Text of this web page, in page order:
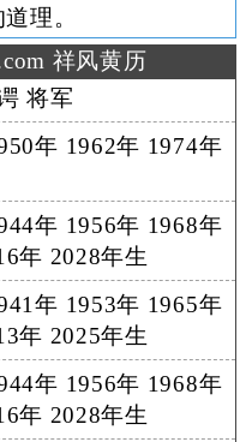
理。
祥风黄历
将军
年 1962年 1974年
年 1956年 1968年
年 2028年生
年 1953年 1965年
年 2025年生
年 1956年 1968年
年 2028年生